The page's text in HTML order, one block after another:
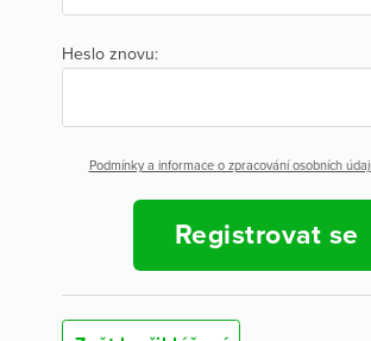
Heslo znovu:
Podmínky a informace o zpracování osobních
Registrovat se